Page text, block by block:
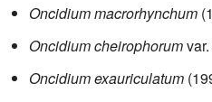
Oncidium macrorhynchum
Oncidium cheirophorumvar.
Oncidium exauriculatum